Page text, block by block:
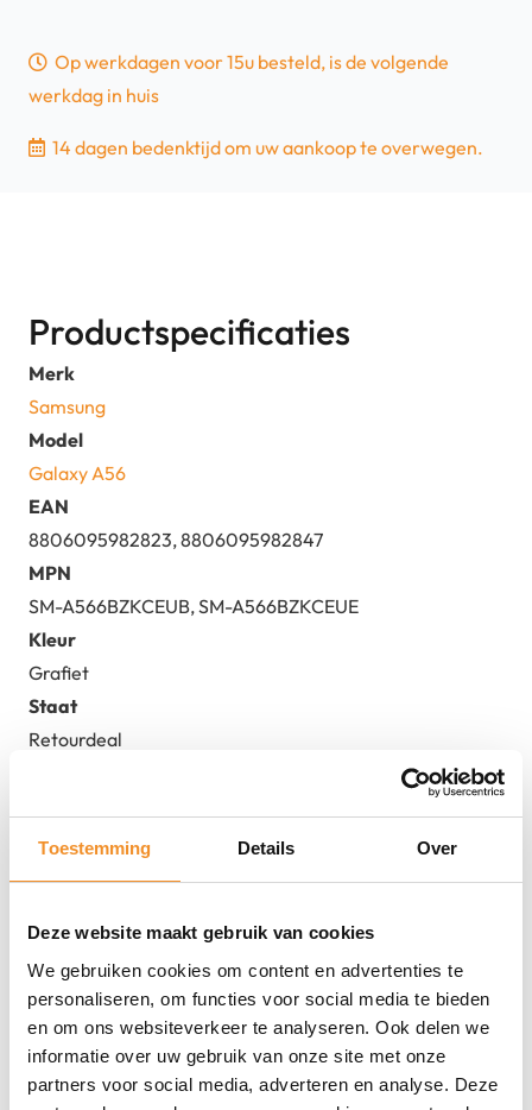
Toestemming Details Over
Deze website maakt gebruik van cookies
We gebruiken cookies om content en advertenties te
personaliseren, om functies voor social media te bieden
en om ons websiteverkeer te analyseren. Ook delen we
informatie over uw gebruik van onze site met onze
partners voor social media, adverteren en analyse. Deze
Op werkdagen voor 15u besteld, is de volgende
werkdag in huis
14 dagen bedenktijd om uw aankoop te overwegen.
Productspecificaties
Merk
Samsung
Model
Galaxy A56
EAN
8806095982823, 8806095982847
MPN
SM-A566BZKCEUB, SM-A566BZKCEUE
Kleur
Grafiet
Staat
Retourdeal
Direct erbij bestellen